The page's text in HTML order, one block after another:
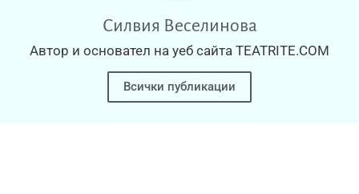
Силвия Веселинова
Автор и основател на уеб сайта TEATRITE.COM
Всички публикации